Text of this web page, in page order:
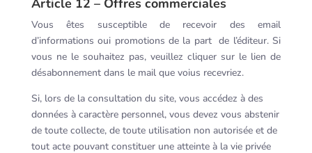
Article 12 – Offres commerciales
Vous êtes susceptible de recevoir des email
d’informations oui promotions de la part de l’éditeur. Si
vous ne le souhaitez pas, veuillez cliquer sur le lien de
désabonnement dans le mail que voius recevriez.
Si, lors de la consultation du site, vous accédez à des
données à caractère personnel, vous devez vous abstenir
de toute collecte, de toute utilisation non autorisée et de
tout acte pouvant constituer une atteinte à la vie privée